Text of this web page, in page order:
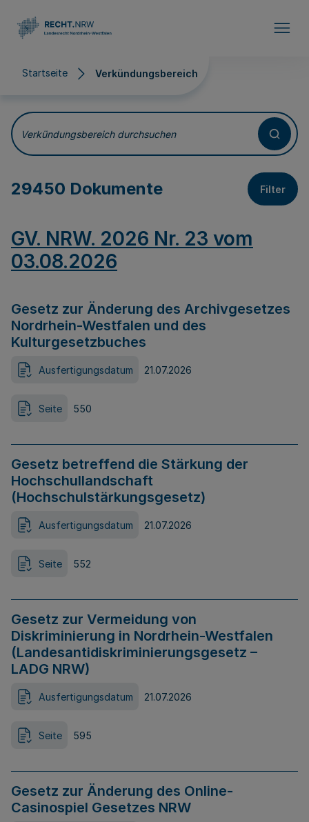
Startseite Verkündungsbereich
Verkündungsbereich
Verkündungsbereich durchsuchen
29450 Dokumente Filter
GV. NRW. 2026 Nr. 23 vom
03.08.2026
Gesetz zur Änderung des Archivgesetzes
Nordrhein-Westfalen und des
Kulturgesetzbuches
Ausfertigungsdatum 21.07.2026
Seite 550
Gesetz betreffend die Stärkung der
Hochschullandschaft
(Hochschulstärkungsgesetz)
Ausfertigungsdatum 21.07.2026
Seite 552
Gesetz zur Vermeidung von
Diskriminierung in Nordrhein-Westfalen
(Landesantidiskriminierungsgesetz –
LADG NRW)
Ausfertigungsdatum 21.07.2026
Seite 595
Gesetz zur Änderung des Online-
Casinospiel Gesetzes NRW